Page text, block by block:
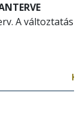
A változtatás